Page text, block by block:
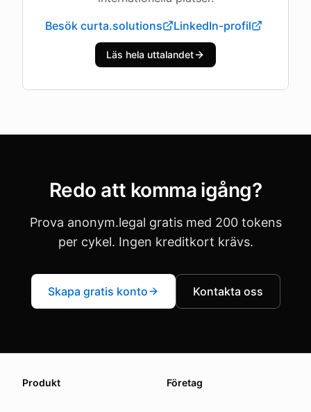
Besök curta.solutions
LinkedIn-profil
Läs hela uttalandet
Redo att komma igång?
Prova anonym.legal gratis med 200 tokens
per cykel. Ingen kreditkort krävs.
Skapa gratis konto Kontakta oss
We update this page when our platform or the law
Produkt Företag